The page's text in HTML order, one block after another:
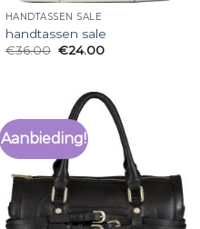
HANDTASSEN SALE
handtassen sale
€36.00 €24.00
Aanbieding!